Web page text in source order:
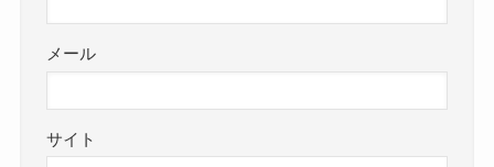
メール
サイト